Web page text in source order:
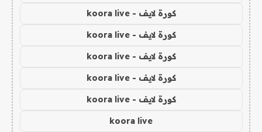
كورة لايف - koora live
كورة لايف - koora live
كورة لايف - koora live
كورة لايف - koora live
كورة لايف - koora live
koora live